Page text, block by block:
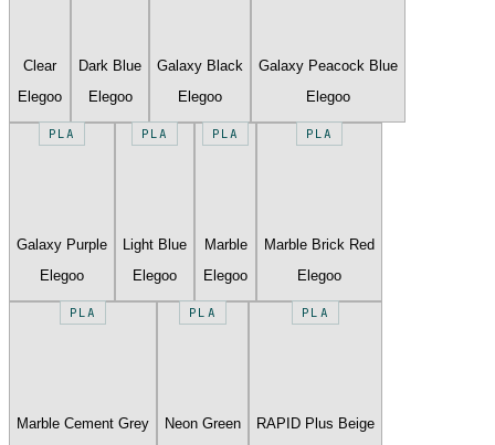
Clear
Elegoo
Dark Blue
Elegoo
Galaxy Black
Elegoo
Galaxy Peacock Blue
Elegoo
PLA
Galaxy Purple
Elegoo
PLA
Light Blue
Elegoo
PLA
Marble
Elegoo
PLA
Marble Brick Red
Elegoo
PLA
Marble Cement Grey
PLA
Neon Green
PLA
RAPID Plus Beige